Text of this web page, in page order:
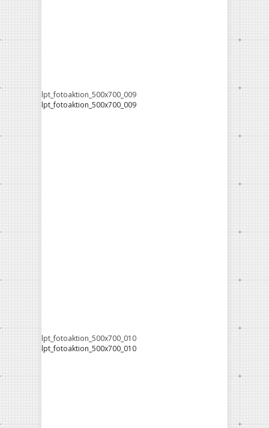
lpt_fotoaktion_500x700_009
lpt_fotoaktion_500x700_009
lpt_fotoaktion_500x700_010
lpt_fotoaktion_500x700_010